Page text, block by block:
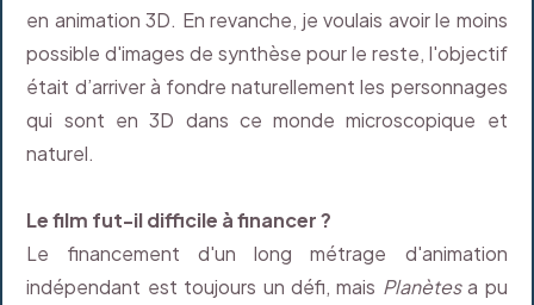
en animation 3D. En revanche, je voulais avoir le moins
possible d'images de synthèse pour le reste, l'objectif
était d’arriver à fondre naturellement les personnages
qui sont en 3D dans ce monde microscopique et
naturel.
Le film fut-il difficile à financer ?
Le financement d'un long métrage d'animation
indépendant est toujours un défi, mais Planètesa pu